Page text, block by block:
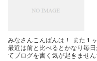
みなさんこんばんは！ また１
最近は前と比べるとかなり毎
てブログを書く気が起きませ